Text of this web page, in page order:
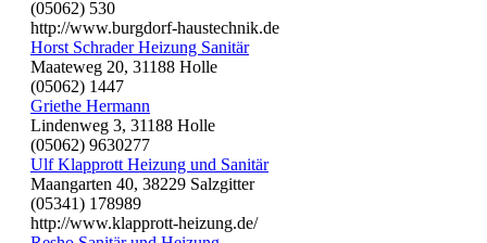
(05062) 530
http://www.burgdorf-haustechnik.de
Horst Schrader Heizung Sanitär
Maateweg 20, 31188 Holle
(05062) 1447
Griethe Hermann
Lindenweg 3, 31188 Holle
(05062) 9630277
Ulf Klapprott Heizung und Sanitär
Maangarten 40, 38229 Salzgitter
(05341) 178989
http://www.klapprott-heizung.de/